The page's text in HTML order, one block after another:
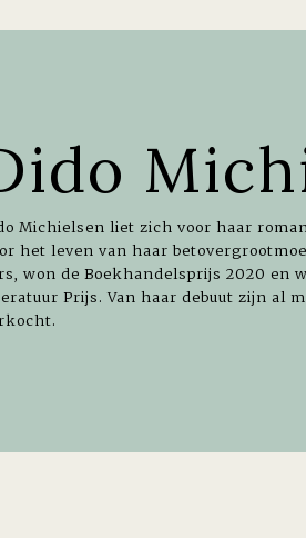
Michielsen liet zich voor haar
het leven van haar
won de Boekhandelsprijs 2020 en
Prijs. Van haar debuut zijn al